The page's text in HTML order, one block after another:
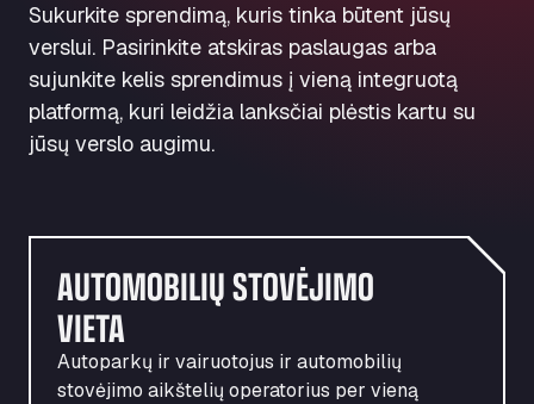
Plėskite savo verslą
naudodamiesi didžiausiu
transporto priemonių parku
Europoje.
nenaudojamas automobilių stovėjimo bei
plovimo vietas papildomomis pajamomis, tuo
pačiu supaprastindami mokėjimus ir
sumažindami kasdienius administracinius
darbus.
Apmokėkite sunkvežimių
paslaugas nemokėdami iš
Viena paprasta sąskaita suteikia prieigą prie
paslaugų, kelių rinkliavų, degalų ir dar daugiau.
Mokėjimai susieti su jūsų transporto priemone,
todėl nebereikia naudotis grynaisiais
pinigais, kortelių ar išlaidų ataskaitų
Sukurkite sprendimą, kuris tinka būtent jūsų
verslui. Pasirinkite atskiras paslaugas arba
sujunkite kelis sprendimus į vieną integruotą
platformą, kuri leidžia lanksčiai plėstis kartu su
jūsų verslo augimu.
AUTOMOBILIŲ STOVĖJIMO
VIETA
Autoparkų ir vairuotojus ir automobilių
stovėjimo aikštelių operatorius per vieną